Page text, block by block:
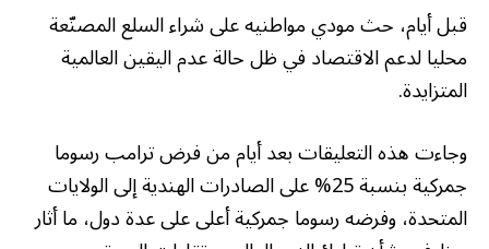
قبل أيام، حث مودي مواطنيه على شراء السلع المصنّعة
محليا لدعم الاقتصاد في ظل حالة عدم اليقين العالمية
المتزايدة.
وجاءت هذه التعليقات بعد أيام من فرض ترامب رسوما
جمركية بنسبة 25% على الصادرات الهندية إلى الولايات
المتحدة، وفرضه رسوما جمركية أعلى على عدة دول، ما أثار